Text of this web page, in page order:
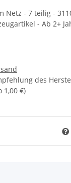
Netz - 7 teilig -
- Ab 2+
des
1,00 €)